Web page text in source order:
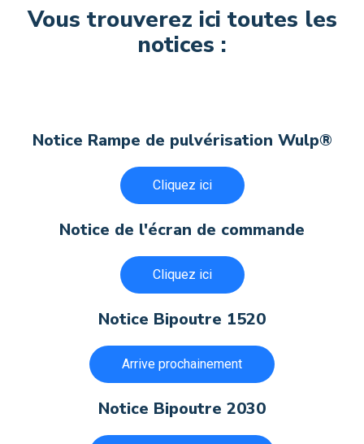
Vous trouverez ici toutes les
notices :
Notice Rampe de pulvérisation Wulp®
Cliquez ici
Notice de l'écran de commande
Cliquez ici
Notice Bipoutre 1520
Arrive prochainement
Notice Bipoutre 2030